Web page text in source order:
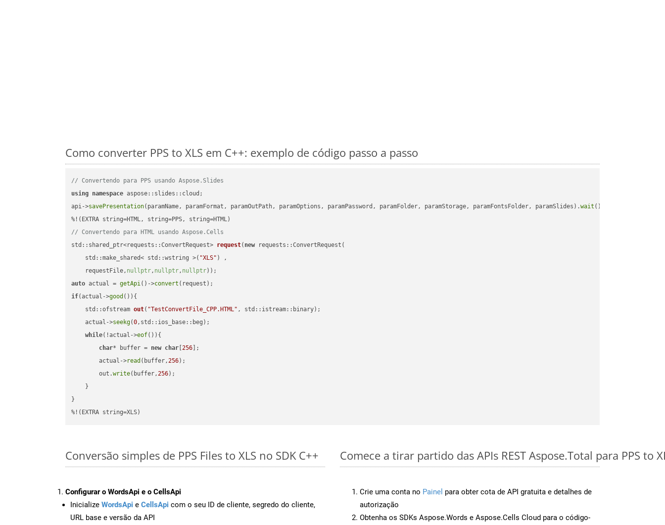
Como converter PPS to XLS em C++: exemplo de código passo a passo
// Convertendo para PPS usando Aspose.Slides
using namespace aspose::slides::cloud;
api->savePresentation(paramName, paramFormat, paramOutPath, paramOptions, paramPassword, paramFolder, paramStorage, paramFontsFolder, paramSlides).wait ();
// Convertendo para HTML usando Aspose.Cells
std::shared_ptr<requests::ConvertRequest> request( new requests::ConvertRequest(
    std::make_shared< std::wstring >(
"XLS" ) ,
    requestFile,
nullptr, nullptr, nullptr))
auto actual = getApi()->convert
if(actual->good ()){
std::ofstream out( "TestConvertFile_CPP.HTML" , std::istream::binary) ;
    actual->
seekg(0,std::ios_base::beg);
while(!actual->eof()){
char* buffer = new char [256 ];
        actual->
read (buffer,256);
        out.
write(buffer,256);
    }
}
%!(EXTRA string=XLS)
Conversão simples de PPS Files to XLS no SDK C++
Configurar o WordsApi e o CellsApi
Inicialize WordsApi e CellsApi com o seu ID de cliente, segredo do cliente,
URL base e versão da API
Comece a tirar partido das APIs REST Aspose.Total para PPS to
Crie uma conta no Painel para obter cota de API gratuita e detalhes de
autorização
Obtenha os SDKs Aspose.Words e Aspose.Cells Cloud para o código-